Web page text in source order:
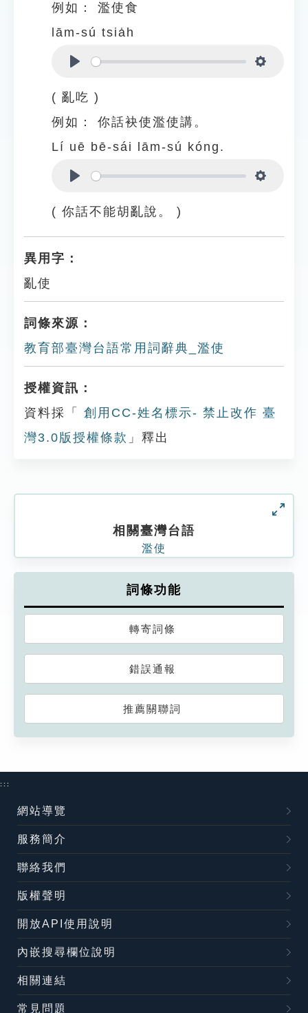
例如：
濫使食
lām-sú tsia̍h
( 亂吃 )
例如：
你話袂使濫使講。
Lí uē bē-sái lām-sú kóng.
( 你話不能胡亂說。 )
異用字：
亂使
詞條來源：
教育部臺灣台語常用詞辭典_濫使
授權資訊：
資料採「
創用CC-姓名標示- 禁止改作 臺
灣3.0版授權條款 」釋出
相關臺灣台語
濫使
詞條功能
轉寄詞條
錯誤通報
推薦關聯詞
:::
網站導覽
服務簡介
聯絡我們
版權聲明
開放API使用說明
內嵌搜尋欄位說明
相關連結
常見問題